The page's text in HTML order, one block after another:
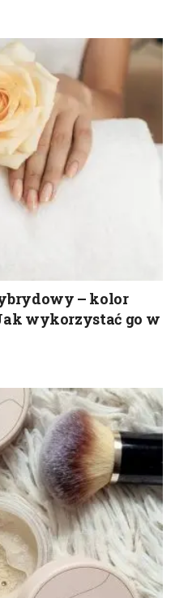
– kolor
wykorzystać go w